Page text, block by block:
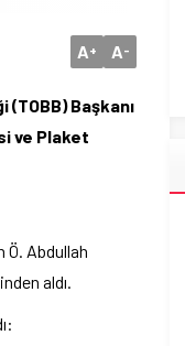
A+ A-
(TOBB) Başkanı
ve Plaket
Ö. Abdullah
aldı.